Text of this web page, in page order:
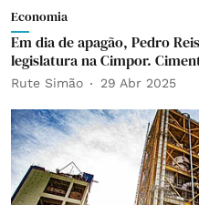
Economia
Em dia de apagão, Pedro
legislatura na Cimpor.
Rute Simão 29 Abr 2025